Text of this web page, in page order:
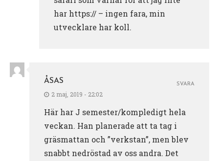
har https:// – ingen fara, min
utvecklare har koll.
ÅSAS
2 maj, 2019 - 22:02
Här har J semester/kompledigt hela
veckan. Han planerade att ta tag i
gräsmattan och ”verkstan”, men blev
snabbt nedröstad av oss andra. Det
SVARA